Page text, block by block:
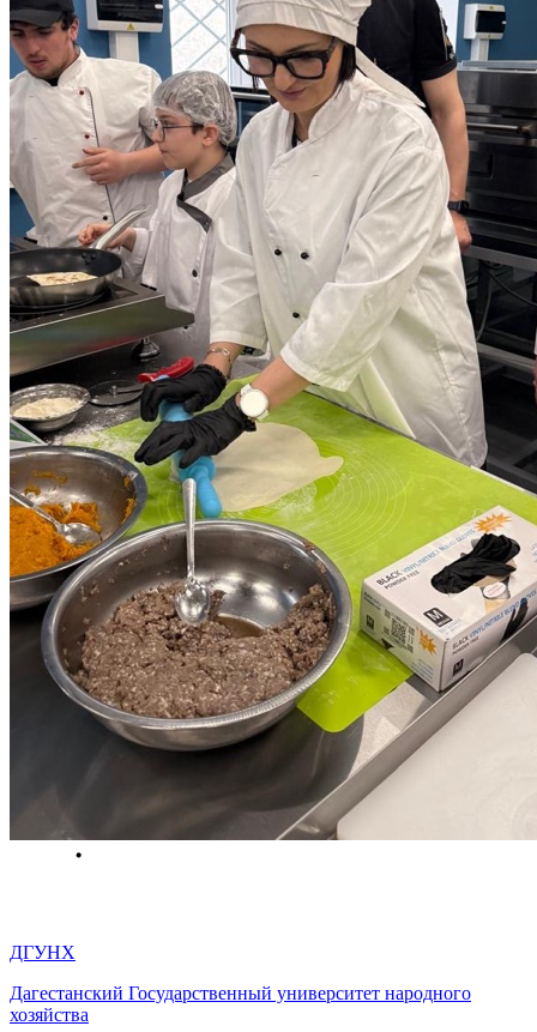
ДГУНХ
Дагестанский Государственный университет народного
хозяйства